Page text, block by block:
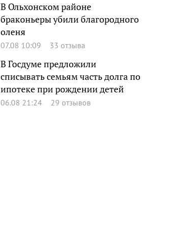
В Ольхонском районе
браконьеры убили благородного
оленя
07.08 10:09 33 отзыва
В Госдуме предложили
списывать семьям часть долга по
ипотеке при рождении детей
06.08 21:24 29 отзывов